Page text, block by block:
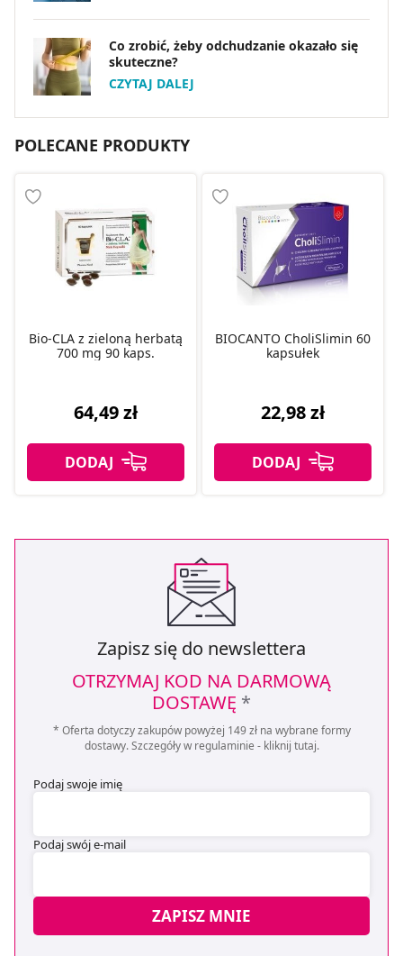
Co zrobić, żeby odchudzanie okazało się
skuteczne?
CZYTAJ DALEJ
POLECANE PRODUKTY
Bio-CLA z zieloną herbatą
700 mg 90 kaps.
64,49 zł
BIOCANTO CholiSlimin 60
kapsułek
22,98 zł
Zapisz się do newslettera
OTRZYMAJ KOD NA DARMOWĄ
DOSTAWĘ *
* Oferta dotyczy zakupów powyżej 149 zł na wybrane formy
dostawy. Szczegóły w regulaminie - kliknij tutaj.
Podaj swoje imię
Podaj swój e-mail
ZAPISZ MNIE